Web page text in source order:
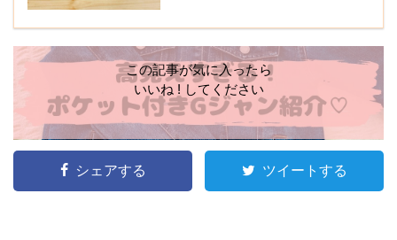
この記事が気に入ったら
いいね ! してください
シェアする ツイートする